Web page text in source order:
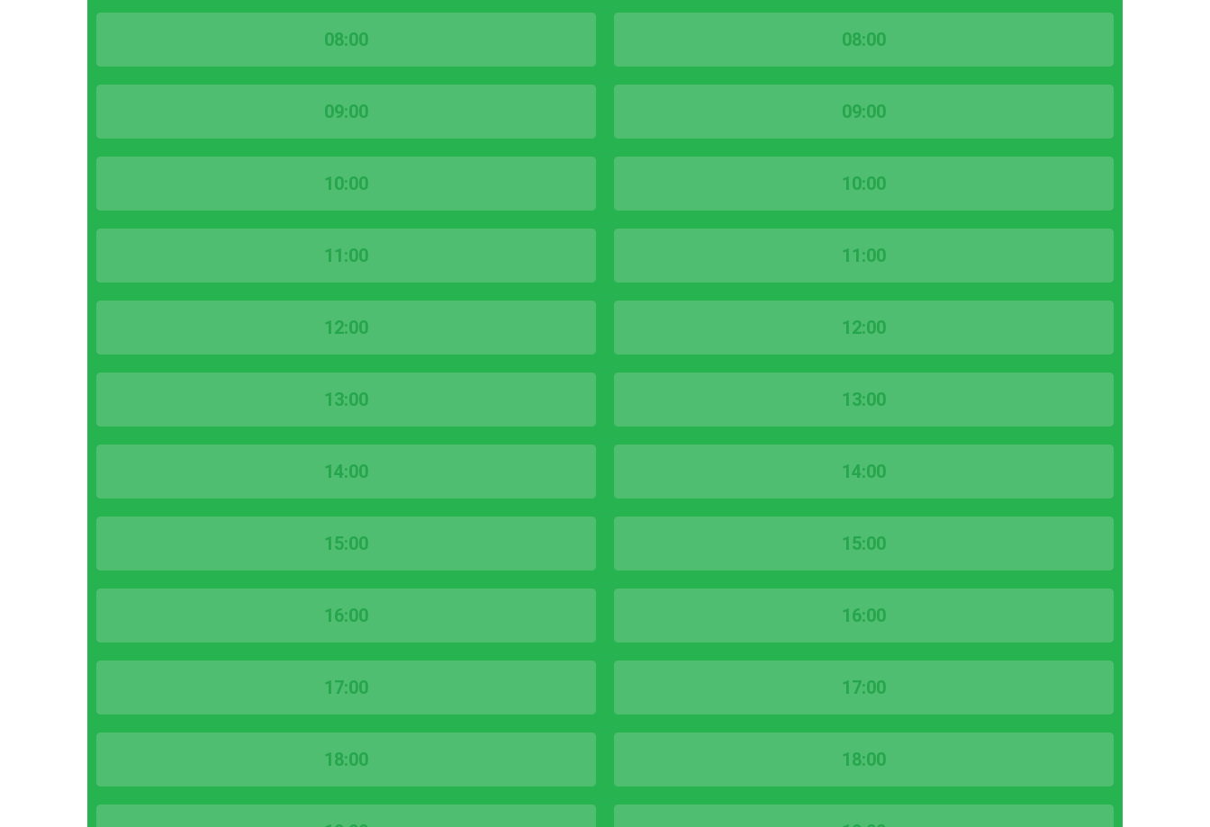
08:00
09:00
10:00
11:00
12:00
13:00
14:00
15:00
16:00
17:00
18:00
08:00
09:00
10:00
11:00
12:00
13:00
14:00
15:00
16:00
17:00
18:00